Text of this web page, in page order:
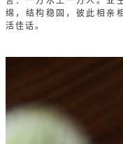
绵，结构稳固，彼此相亲
活佳话。